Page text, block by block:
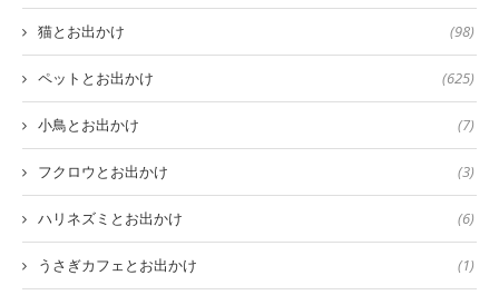
猫とお出かけ (98)
ペットとお出かけ (625)
小鳥とお出かけ (7)
フクロウとお出かけ (3)
ハリネズミとお出かけ (6)
うさぎカフェとお出かけ (1)